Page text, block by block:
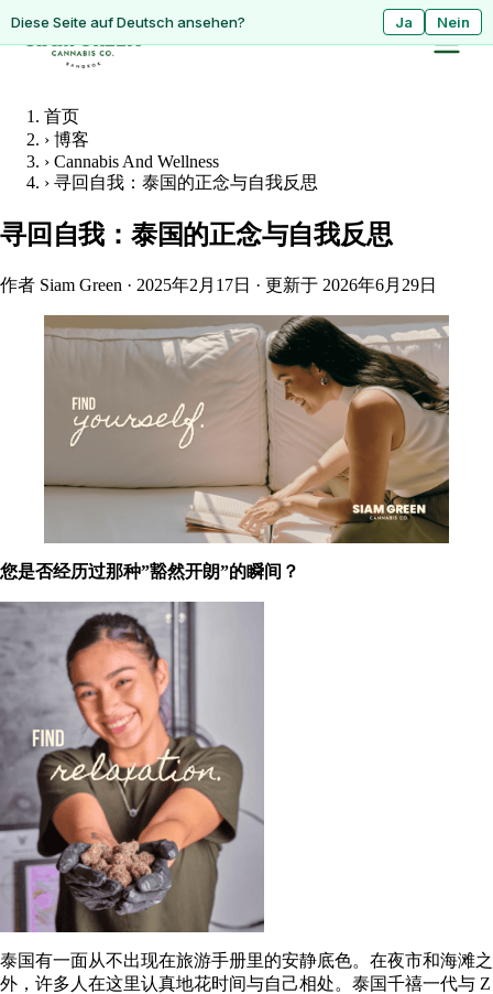
ดูหน้านี้เป็นภาษาไทย? ใช่ ไม่ใช่
Diese Seite auf Deutsch ansehen? Ja Nein
首页
› 博客
› Cannabis And Wellness
› 寻回自我：泰国的正念与自我反思
寻回自我：泰国的正念与自我反思
作者 Siam Green · 2025年2月17日 · 更新于 2026年6月29日
您是否经历过那种”豁然开朗”的瞬间？
泰国有一面从不出现在旅游手册里的安静底色。在夜市和海滩之
外，许多人在这里认真地花时间与自己相处。泰国千禧一代与 Z